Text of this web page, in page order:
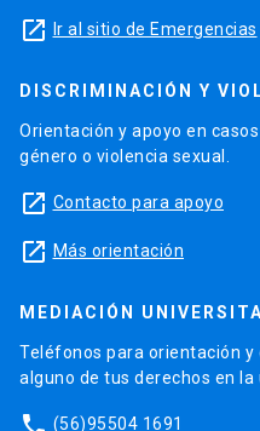
launch Ir al sitio de Emergencias
DISCRIMINACIÓN Y
Orientación y apoyo en
género o violencia sexual.
launch Contacto para apoyo
launch Más orientación
MEDIACIÓN
Teléfonos para orientación y
alguno de tus derechos en la
(56)95504 1691